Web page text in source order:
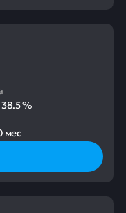
38.5%
мес